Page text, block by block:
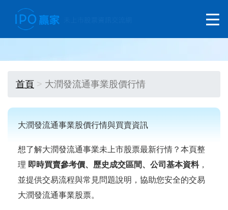
首頁 大潤發流通事業股價行情
大潤發流通事業股價行情與買賣資訊
想了解大潤發流通事業未上市股票最新行情？本頁整
理 即時買賣參考價、歷史成交區間、公司基本資料，
並提供交易流程與常見問題說明，協助您安全的交易
大潤發流通事業股票。